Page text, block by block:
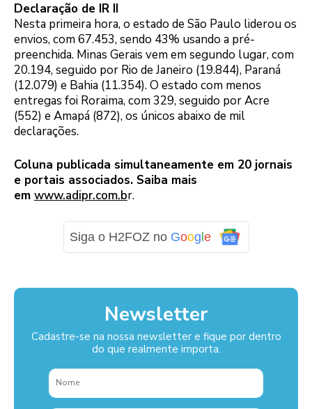
Declaração de IR II
Nesta primeira hora, o estado de São Paulo liderou os
envios, com 67.453, sendo 43% usando a pré-
preenchida. Minas Gerais vem em segundo lugar, com
20.194, seguido por Rio de Janeiro (19.844), Paraná
(12.079) e Bahia (11.354). O estado com menos
entregas foi Roraima, com 329, seguido por Acre
(552) e Amapá (872), os únicos abaixo de mil
declarações.
Coluna publicada simultaneamente em 20 jornais
e portais associados. Saiba mais
em www.adipr.com.br.
Siga o H2FOZ no Goog e
Newsletter
Cadastre-se na nossa newsletter e fique por dentro
do que realmente importa.